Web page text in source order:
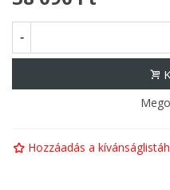
-
Hozzáadás a